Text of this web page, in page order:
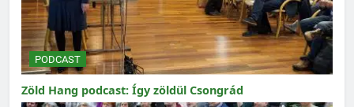
PODCAST
Zöld Hang podcast: Így zöldül Csongrád